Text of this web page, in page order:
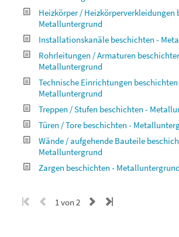
Heizkörper / Heizkörperverkleidungen
Metalluntergrund
Installationskanäle beschichten -
Rohrleitungen / Armaturen
Metalluntergrund
Technische Einrichtungen beschichten
Metalluntergrund
Treppen / Stufen beschichten -
Türen / Tore beschichten -
Wände / aufgehende Bauteile
Metalluntergrund
Zargen beschichten -
1 von 2